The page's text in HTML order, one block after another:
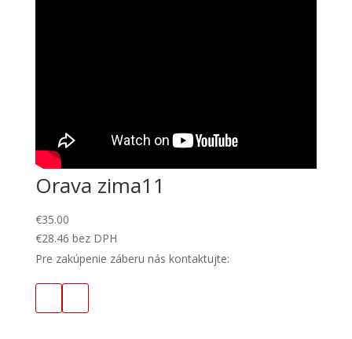
Orava zima11
€35.00
€28.46 bez DPH
Pre zakúpenie záberu nás kontaktujte: